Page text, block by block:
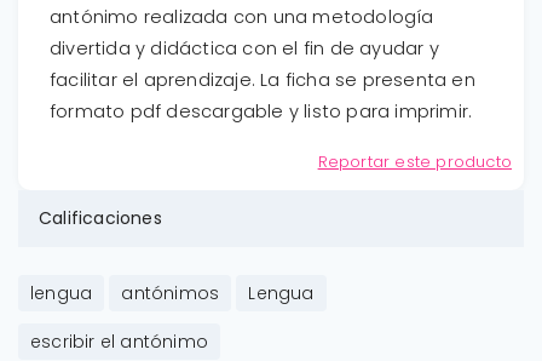
antónimo realizada con una metodología
divertida y didáctica con el fin de ayudar y
facilitar el aprendizaje. La ficha se presenta en
formato pdf descargable y listo para imprimir.
Reportar este producto
Calificaciones
lengua antónimos
Lengua
escribir el antónimo